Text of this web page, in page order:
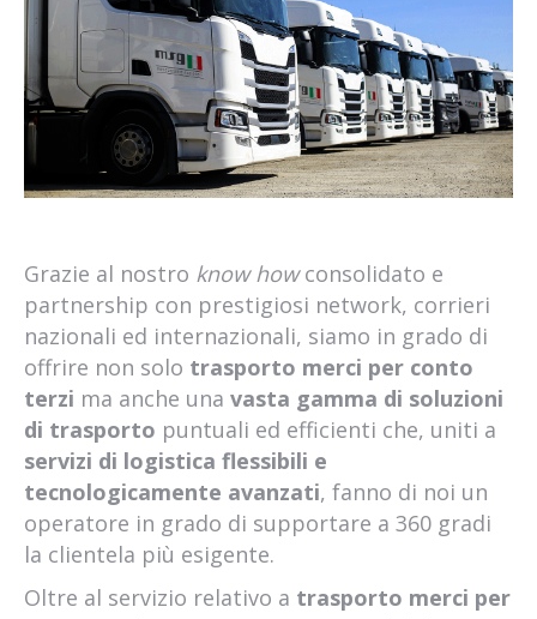
Grazie al nostro know howconsolidato e
partnership con prestigiosi network, corrieri
nazionali ed internazionali, siamo in grado di
offrire non solo trasporto merci per conto
terzi ma anche una vasta gamma di soluzioni
di trasporto puntuali ed efficienti che, uniti a
servizi di logistica flessibili e
tecnologicamente avanzati, fanno di noi un
operatore in grado di supportare a 360 gradi
la clientela più esigente.
Oltre al servizio relativo a trasporto merci per